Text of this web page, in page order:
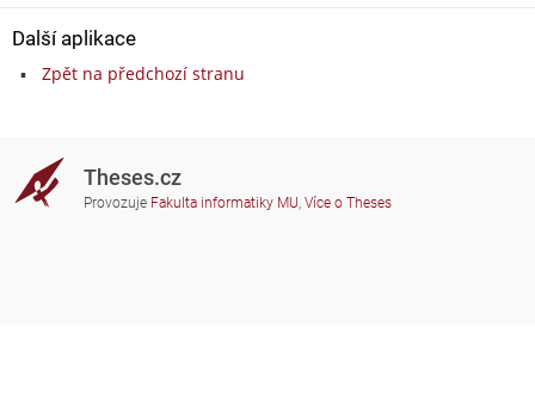
Další aplikace
Zpět na předchozí stranu
Theses.cz
Provozuje Fakulta informatiky MU, Více o Theses